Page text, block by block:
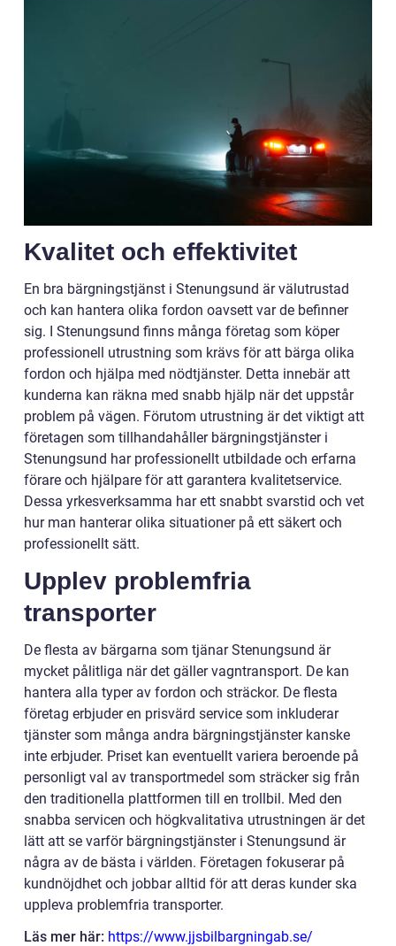
Kvalitet och effektivitet
En bra bärgningstjänst i Stenungsund är välutrustad
och kan hantera olika fordon oavsett var de befinner
sig. I Stenungsund finns många företag som köper
professionell utrustning som krävs för att bärga olika
fordon och hjälpa med nödtjänster. Detta innebär att
kunderna kan räkna med snabb hjälp när det uppstår
problem på vägen. Förutom utrustning är det viktigt att
företagen som tillhandahåller bärgningstjänster i
Stenungsund har professionellt utbildade och erfarna
förare och hjälpare för att garantera kvalitetservice.
Dessa yrkesverksamma har ett snabbt svarstid och vet
hur man hanterar olika situationer på ett säkert och
professionellt sätt.
Upplev problemfria
transporter
De flesta av bärgarna som tjänar Stenungsund är
mycket pålitliga när det gäller vagntransport. De kan
hantera alla typer av fordon och sträckor. De flesta
företag erbjuder en prisvärd service som inkluderar
tjänster som många andra bärgningstjänster kanske
inte erbjuder. Priset kan eventuellt variera beroende på
personligt val av transportmedel som sträcker sig från
den traditionella plattformen till en trollbil. Med den
snabba servicen och högkvalitativa utrustningen är det
lätt att se varför bärgningstjänster i Stenungsund är
några av de bästa i världen. Företagen fokuserar på
kundnöjdhet och jobbar alltid för att deras kunder ska
uppleva problemfria transporter.
Läs mer här: https://www.jjsbilbargningab.se/